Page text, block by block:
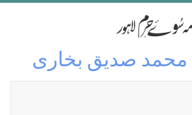
محمد صدیق بخاری